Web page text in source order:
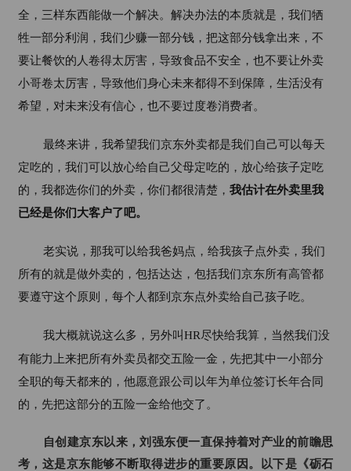
全，三样东西能做一个解决。解决办法的本质就是，我们牺
牲一部分利润，我们少赚一部分钱，把这部分钱拿出来，不
要让餐饮的人卷得太厉害，导致食品不安全，也不要让外卖
小哥卷太厉害，导致他们身心未来都得不到保障，生活没有
希望，对未来没有信心，也不要过度卷消费者。
最终来讲，我希望我们京东外卖都是我们自己可以每天
定吃的，我们可以放心给自己父母定吃的，放心给孩子定吃
的，我都选你们的外卖，你们都很清楚， 我估计在外卖里我
已经是你们大客户了吧。
老实说，那我可以给我爸妈点，给我孩子点外卖，我们
所有的就是做外卖的，包括达达，包括我们京东所有高管都
要遵守这个原则，每个人都到京东点外卖给自己孩子吃。
我大概就说这么多，另外叫HR尽快给我算，当然我们没
有能力上来把所有外卖员都交五险一金，先把其中一小部分
全职的每天都来的，他愿意跟公司以年为单位签订长年合同
的，先把这部分的五险一金给他交了。
自创建京东以来，刘强东便一直保持着对产业的前瞻思
考，这是京东能够不断取得进步的重要原因。以下是《砺石